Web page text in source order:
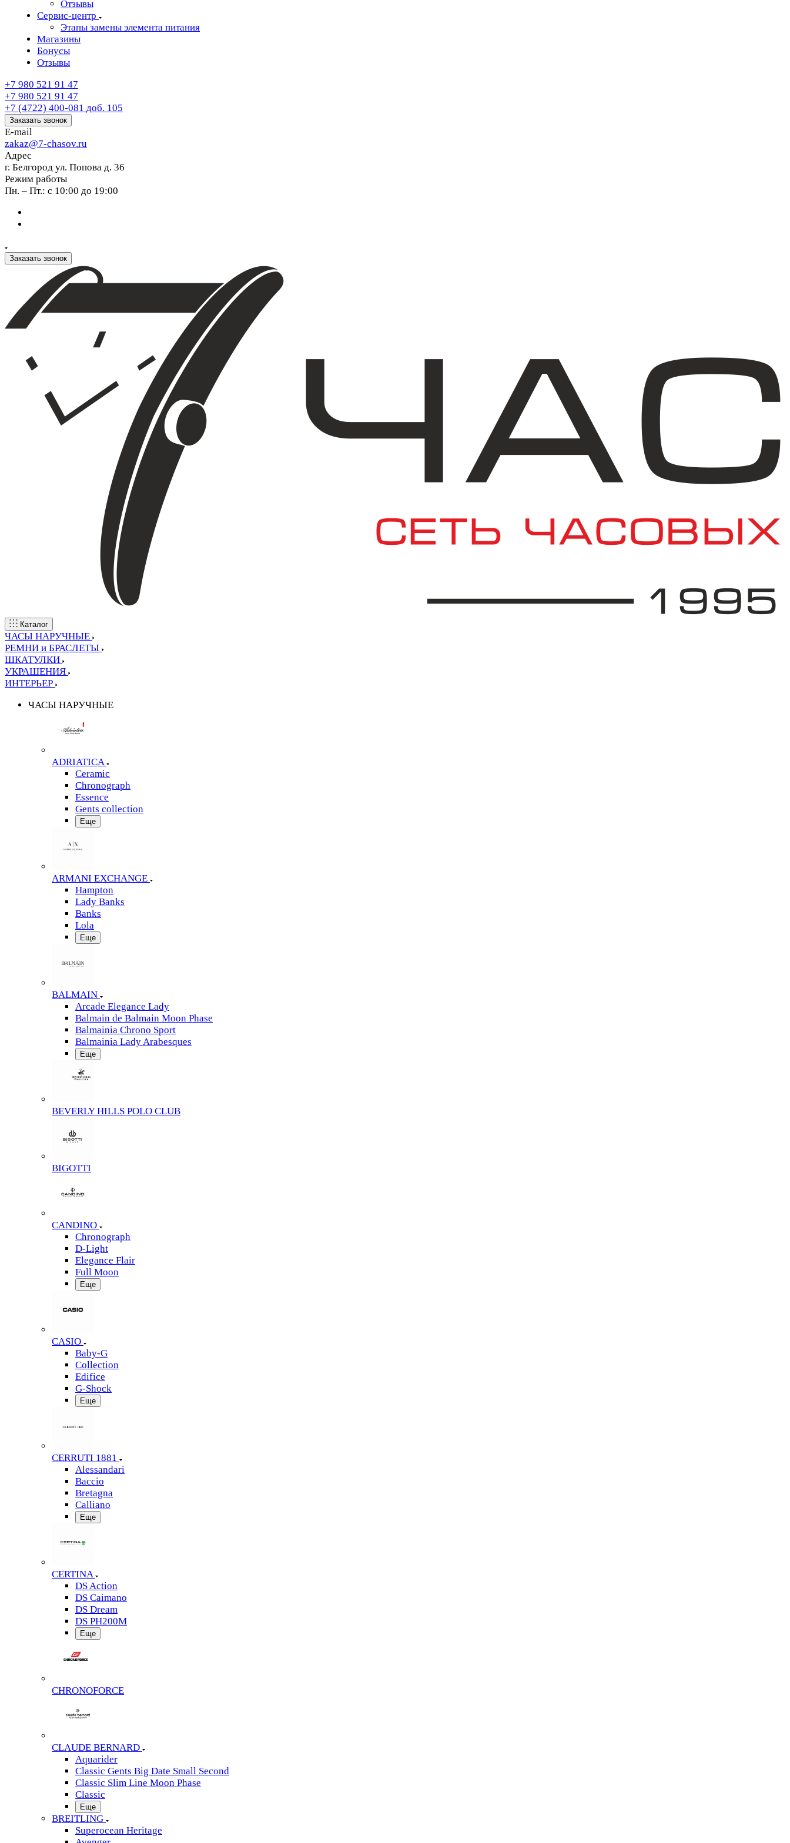
Отзывы
Сервис-центр
Этапы замены элемента питания
Магазины
Бонусы
Отзывы
+7 980 521 91 47
+7 980 521 91 47
+7 (4722) 400-081 доб. 105
Заказать звонок
E-mail
zakaz@7-chasov.ru
Адрес
г. Белгород ул. Попова д. 36
Режим работы
Пн. – Пт.: с 10:00 до 19:00
Заказать звонок
Каталог
ЧАСЫ НАРУЧНЫЕ
РЕМНИ и БРАСЛЕТЫ
ШКАТУЛКИ
УКРАШЕНИЯ
ИНТЕРЬЕР
ЧАСЫ НАРУЧНЫЕ
ADRIATICA
Ceramic
Chronograph
Essence
Gents collection
Еще
ARMANI EXCHANGE
Hampton
Lady Banks
Banks
Lola
Еще
BALMAIN
Arcade Elegance Lady
Balmain de Balmain Moon Phase
Balmainia Chrono Sport
Balmainia Lady Arabesques
Еще
BEVERLY HILLS POLO CLUB
BIGOTTI
CANDINO
Chronograph
D-Light
Elegance Flair
Full Moon
Еще
CASIO
Baby-G
Collection
Edifice
G-Shock
Еще
CERRUTI 1881
Alessandari
Baccio
Bretagna
Calliano
Еще
CERTINA
DS Action
DS Caimano
DS Dream
DS PH200M
Еще
CHRONOFORCE
CLAUDE BERNARD
Aquarider
Classic Gents Big Date Small Second
Classic Slim Line Moon Phase
Classic
Еще
BREITLING
Superocean Heritage